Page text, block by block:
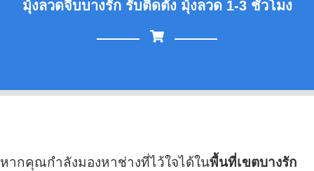
มุ้งลวดจีบบางรัก รับติดตั้ง มุ้งลวด 1-3 ชั่วโมง
หากคุณกำลังมองหาช่างที่ไว้ใจได้ในพื้นที่เขตบางรัก